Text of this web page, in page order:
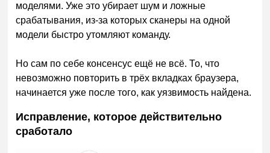
моделями. Уже это убирает шум и ложные
срабатывания, из-за которых сканеры на одной
модели быстро утомляют команду.
Но сам по себе консенсус ещё не всё. То, что
невозможно повторить в трёх вкладках браузера,
начинается уже после того, как уязвимость найдена.
Исправление, которое действительно
сработало